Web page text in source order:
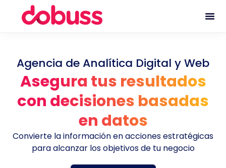
Agencia de Analítica Digital y Web
Asegura tus resultados
con decisiones basadas
en datos
Convierte la información en acciones estratégicas
para alcanzar los objetivos de tu negocio